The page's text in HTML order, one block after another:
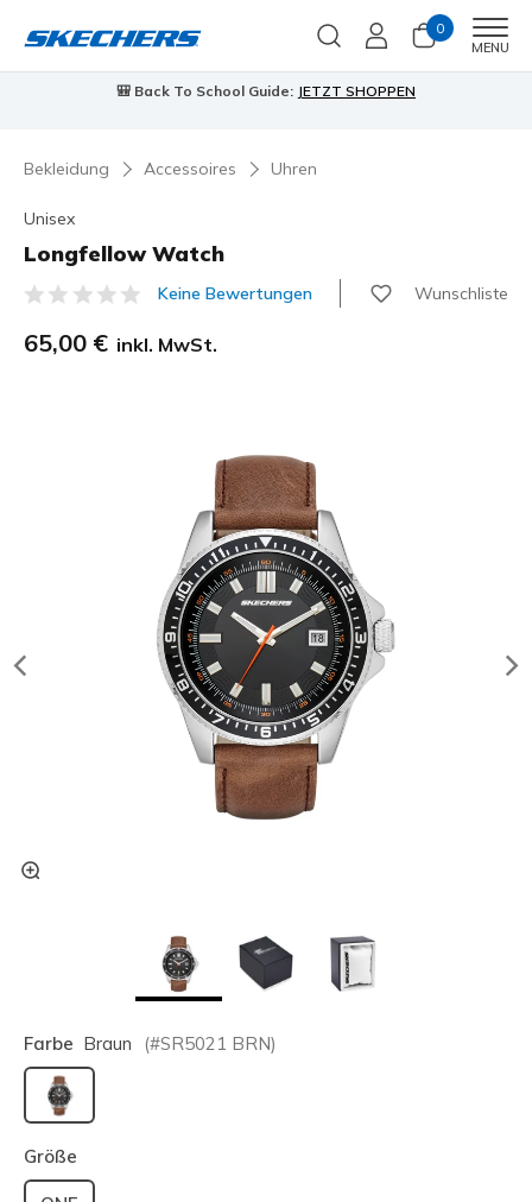
0
MENU
🎒 Back To School Guide: JETZT SHOPPEN
Bekleidung Accessoires Uhren
Unisex
Longfellow Watch
4,1 von 5 Kundenbewertungen
Keine Bewertungen Wunschliste
65,00 € inkl. MwSt.
Farbe Braun (#SR5021 BRN)
ausgewählt
Größe